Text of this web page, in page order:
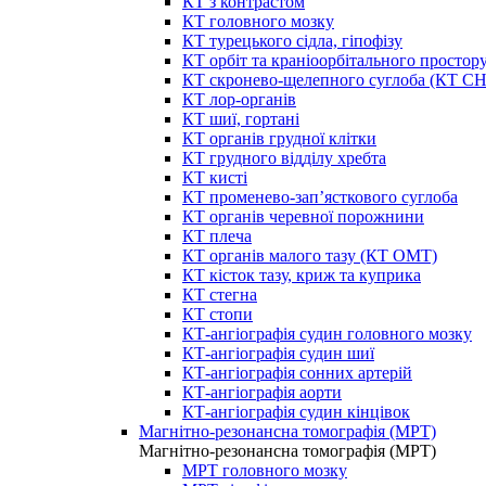
КТ головного мозку
КТ турецького сідла, гіпофізу
КТ орбіт та краніоорбітального
КТ скронево-щелепного суглоба (КТ
КТ лор-органів
КТ шиї, гортані
КТ органів грудної клітки
КТ грудного відділу хребта
КТ кисті
КТ променево-зап’ясткового суглоба
КТ органів черевної порожнини
КТ плеча
КТ органів малого тазу (КТ ОМТ)
КТ кісток тазу, криж та куприка
КТ стегна
КТ стопи
КТ-ангіографія судин головного мозку
КТ-ангіографія судин шиї
КТ-ангіографія сонних артерій
КТ-ангіографія аорти
КТ-ангіографія судин кінцівок
Магнітно-резонансна томографія (МРТ)
Магнітно-резонансна томографія (МРТ)
МРТ головного мозку